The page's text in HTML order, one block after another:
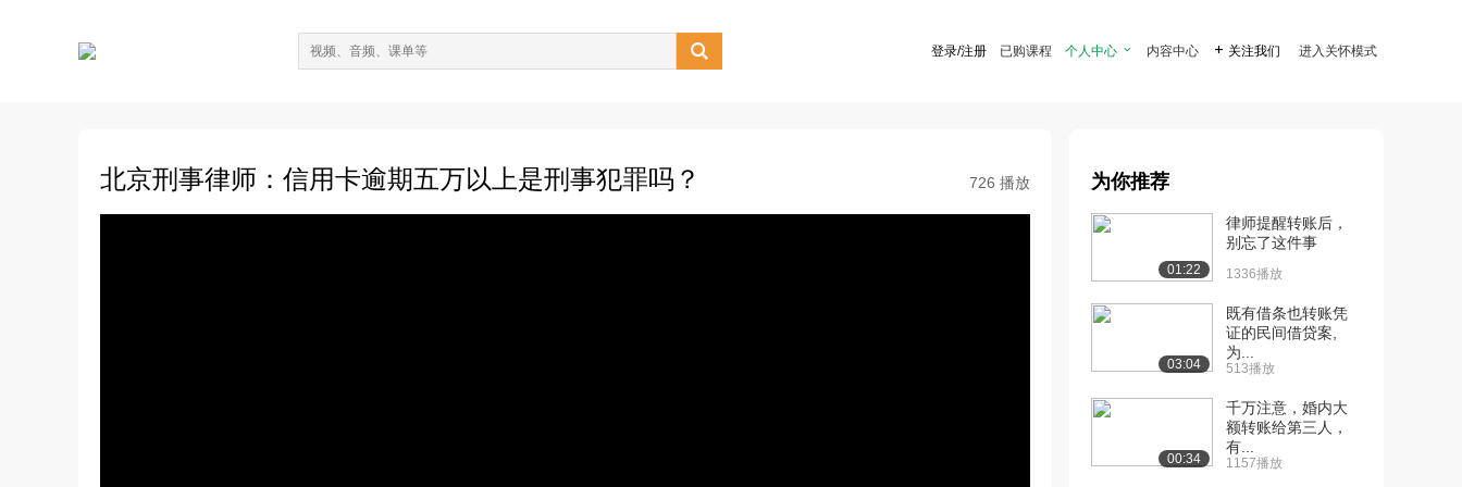
 登录/注册 已购课程 个人中心  内容中心  关注我们 进入关怀模式
北京刑事律师：信用卡逾期五万以上是刑事犯罪吗？ 726 播放 为你推荐
01:22
律师提醒转账后，
别忘了这件事
1336播放
03:04
既有借条也转账凭
证的民间借贷案,
为...
513播放
00:34
千万注意，婚内大
额转账给第三人，
有...
1157播放